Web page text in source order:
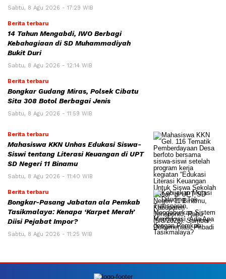
Sabtu, 8 Agu 2026 - 17:29 WIB
Berita terbaru
14 Tahun Mengabdi, IWO Berbagi
Kebahagiaan di SD Muhammadiyah
Bukit Duri
Sabtu, 8 Agu 2026 - 12:14 WIB
Berita terbaru
Bongkar Gudang Miras, Polsek Cibatu
Sita 308 Botol Berbagai Jenis
Sabtu, 8 Agu 2026 - 11:59 WIB
Berita terbaru
Mahasiswa KKN Unhas Edukasi Siswa-
Siswi tentang Literasi Keuangan di UPT
SD Negeri 11 Binamu
Sabtu, 8 Agu 2026 - 11:40 WIB
Berita terbaru
Bongkar-Pasang Jabatan ala Pemkab
Tasikmalaya: Kenapa ‘Karpet Merah’
Diisi Pejabat Impor?
Sabtu, 8 Agu 2026 - 11:25 WIB